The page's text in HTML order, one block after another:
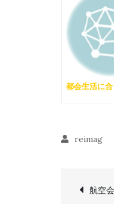
都会生活に
投
航空